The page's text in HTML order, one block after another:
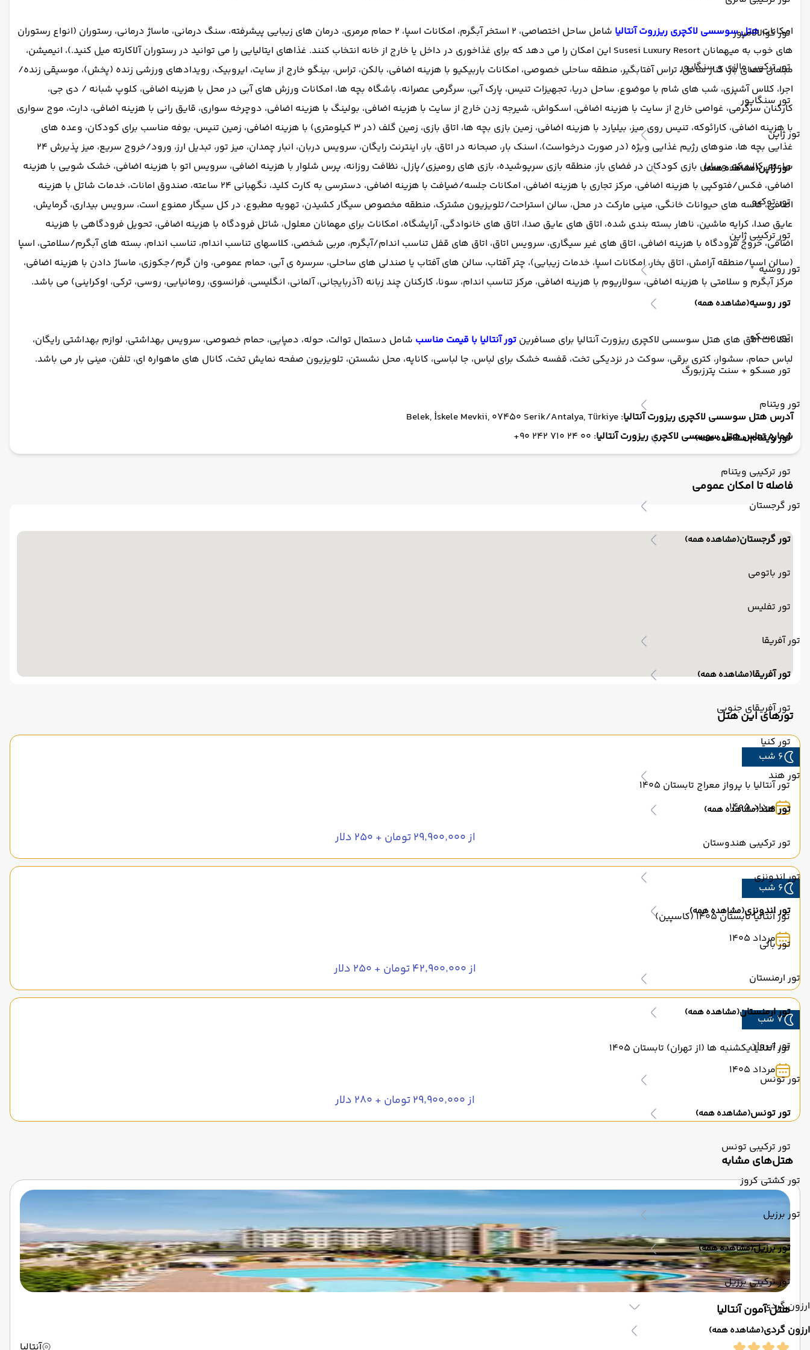
تور کوالالامپور
تور ترکیبی مالزی و سنگاپور
تور سنگاپور
تور ژاپن
تور ژاپن(مشاهده همه)
تور توکیو
تور ترکیبی ژاپن
تور روسیه
تور روسیه(مشاهده همه)
تور مسکو
تور مسکو + سنت پترزبورگ
تور ویتنام
تور ویتنام(مشاهده همه)
تور ترکیبی ویتنام
تور گرجستان
تور گرجستان(مشاهده همه)
تور باتومی
تور تفلیس
تور آفریقا
تور آفریقا(مشاهده همه)
تور آفریقای جنوبی
تور کنیا
تور هند
تور هند(مشاهده همه)
تور ترکیبی هندوستان
تور اندونزی
تور اندونزی(مشاهده همه)
تور بالی
تور ارمنستان
تور ارمنستان(مشاهده همه)
تور ایروان
تور تونس
تور تونس(مشاهده همه)
تور ترکیبی تونس
تور کشتی کروز
تور برزیل
تور برزیل(مشاهده همه)
تور ترکیبی برزیل
ارزون گردی
ارزون گردی(مشاهده همه)
امکاناتهتل سوسسی لاکچری ریزروت آنتالیا
شامل ساحل اختصاصی، 2 استخر آبگرم، امکانات اسپا، 2 حمام مرمری، درمان های زیبایی پیشرفته، سنگ درمانی، ماساژ درمانی، رستوران (انواع رستوران
های خوب به میهمانان Susesi Luxury Resort این امکان را می دهد که برای غذاخوری در داخل یا خارج از خانه انتخاب کنند. غذاهای ایتالیایی را می توانید در رستوران آلاکارته میل کنید.)، انیمیشن،
مبلمان فضای باز، کنار ساحل، تراس آفتابگیر، منطقه ساحلی خصوصی، امکانات باربیکیو با هزینه اضافی، بالکن، تراس، بینگو خارج از سایت، ایروبیک، رویدادهای ورزشی زنده (پخش)، موسیقی زنده/
اجرا، کلاس آشپزی، شب های شام با موضوع، ساحل دریا، تجهیزات تنیس، پارک آبی، سرگرمی عصرانه، باشگاه بچه ها، امکانات ورزش های آبی در محل با هزینه اضافی، کلوپ شبانه / دی جی،
کارکنان سرگرمی، غواصی خارج از سایت با هزینه اضافی، اسکواش، شیرجه زدن خارج از سایت با هزینه اضافی، بولینگ با هزینه اضافی، دوچرخه سواری، قایق رانی با هزینه اضافی، دارت، موج سواری
با هزینه اضافی، کارائوکه، تنیس روی میز، بیلیارد با هزینه اضافی، زمین بازی بچه ها، اتاق بازی، زمین گلف (در 3 کیلومتری) با هزینه اضافی، زمین تنیس، بوفه مناسب برای کودکان، وعده های
غذایی بچه ها، منوهای رژیم غذایی ویژه (در صورت درخواست)،
اسنک بار، صبحانه در اتاق، بار، اینترنت رایگان، سرویس دربان، انبار چمدان، میز تور، تبدیل ارز، ورود/خروج سریع، میز پذیرش 24
ساعته، کالسکه، وسایل بازی کودکان در فضای باز، منطقه بازی سرپوشیده، بازی های رومیزی/پازل، نظافت روزانه، پرس شلوار با هزینه اضافی، سرویس اتو با هزینه اضافی، خشک شویی با هزینه
اضافی، فکس/فتوکپی با هزینه اضافی، مرکز تجاری با هزینه اضافی، امکانات جلسه/ضیافت با هزینه اضافی، دسترسی به کارت کلید، نگهبانی 24 ساعته، صندوق امانات، خدمات شاتل با هزینه
اضافی، کاسه های حیوانات خانگی، مینی مارکت در محل، سالن استراحت/تلویزیون مشترک، منطقه مخصوص سیگار کشیدن، تهویه مطبوع، در کل سیگار ممنوع است، سرویس بیداری، گرمایش،
عایق صدا، کرایه ماشین، ناهار بسته بندی شده، اتاق های عایق صدا، اتاق های خانوادگی، آرایشگاه، امکانات برای مهمانان معلول، شاتل فرودگاه با هزینه اضافی، تحویل فرودگاهی با هزینه
اضافی، خروج فرودگاه با هزینه اضافی، اتاق های غیر سیگاری، سرویس اتاق، اتاق های قفل تناسب اندام/آبگرم، مربی شخصی، کلاسهای تناسب اندام، تناسب اندام، بسته های آبگرم/سلامتی، اسپا
(سالن اسپا/منطقه آرامش، اتاق بخار، امکانات اسپا، خدمات زیبایی)، چتر آفتاب، سالن های آفتاب یا صندلی های ساحلی، سرسره ی آبی، حمام عمومی، وان گرم/جکوزی، ماساژ دادن با هزینه اضافی،
مرکز آبگرم و سلامتی با هزینه اضافی، سولاریوم با هزینه اضافی، مرکز تناسب اندام، سونا، کارکنان چند زبانه (آذربایجانی، آلمانی، انگلیسی، فرانسوی، رومانیایی، روسی، ترکی، اوکراینی) می باشد.
امکانات اتاق های هتل سوسسی لاکچری ریزورت آنتالیا برای مسافرین تور آنتالیا با قیمت مناسب شامل دستمال توالت، حوله، دمپایی، حمام خصوصی، سرویس بهداشتی، لوازم بهداشتی رایگان،
لباس حمام، سشوار، کتری برقی، سوکت در نزدیکی تخت، قفسه خشک برای لباس، جا لباسی، کاناپه، محل نشستن، تلویزیون صفحه نمایش تخت، کانال های ماهواره ای، تلفن، مینی بار می باشد.
آدرس هتل سوسسی لاکچری ریزورت آنتالیا: Belek, İskele Mevkii, 07450 Serik/Antalya, Türkiye
شماره تماس هتل سوسسی لاکچری ریزورت آنتالیا: 00 24 710 242 90+
فاصله تا امکان عمومی
تورهای این هتل
6 شب
تور آنتالیا با پرواز معراج تابستان 1405
مرداد 1405
از ۲۹٬۹۰۰٬۰۰۰ تومان + ۲۵۰ دلار
6 شب
تور آنتالیا تابستان 1405 (کاسپین)
مرداد 1405
از ۴۲٬۹۰۰٬۰۰۰ تومان + ۲۵۰ دلار
7 شب
تور آنتالیا یکشنبه ها (از تهران) تابستان 1405
مرداد 1405
از ۲۹٬۹۰۰٬۰۰۰ تومان + ۲۸۰ دلار
‌هتل‌های مشابه
هتل آمون آنتالیا